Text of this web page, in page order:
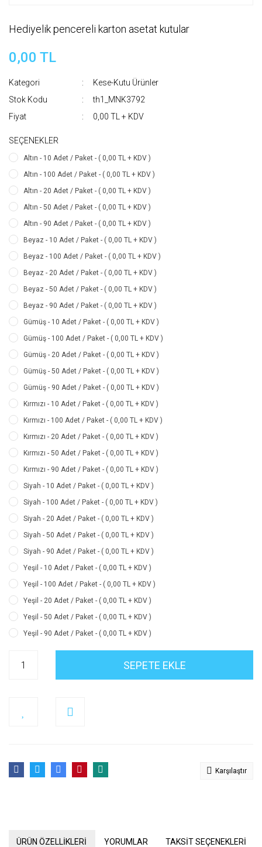
Hediyelik pencereli karton asetat kutular
0,00 TL
Kategori
Kese-Kutu Ürünler
Stok Kodu
th1_MNK3792
Fiyat
0,00 TL + KDV
SEÇENEKLER
Altın - 10 Adet / Paket - ( 0,00 TL + KDV )
Altın - 100 Adet / Paket - ( 0,00 TL + KDV )
Altın - 20 Adet / Paket - ( 0,00 TL + KDV )
Altın - 50 Adet / Paket - ( 0,00 TL + KDV )
Altın - 90 Adet / Paket - ( 0,00 TL + KDV )
Beyaz - 10 Adet / Paket - ( 0,00 TL + KDV )
Beyaz - 100 Adet / Paket - ( 0,00 TL + KDV )
Beyaz - 20 Adet / Paket - ( 0,00 TL + KDV )
Beyaz - 50 Adet / Paket - ( 0,00 TL + KDV )
Beyaz - 90 Adet / Paket - ( 0,00 TL + KDV )
Gümüş - 10 Adet / Paket - ( 0,00 TL + KDV )
Gümüş - 100 Adet / Paket - ( 0,00 TL + KDV )
Gümüş - 20 Adet / Paket - ( 0,00 TL + KDV )
Gümüş - 50 Adet / Paket - ( 0,00 TL + KDV )
Gümüş - 90 Adet / Paket - ( 0,00 TL + KDV )
Kırmızı - 10 Adet / Paket - ( 0,00 TL + KDV )
Kırmızı - 100 Adet / Paket - ( 0,00 TL + KDV )
Kırmızı - 20 Adet / Paket - ( 0,00 TL + KDV )
Kırmızı - 50 Adet / Paket - ( 0,00 TL + KDV )
Kırmızı - 90 Adet / Paket - ( 0,00 TL + KDV )
Siyah - 10 Adet / Paket - ( 0,00 TL + KDV )
Siyah - 100 Adet / Paket - ( 0,00 TL + KDV )
Siyah - 20 Adet / Paket - ( 0,00 TL + KDV )
Siyah - 50 Adet / Paket - ( 0,00 TL + KDV )
Siyah - 90 Adet / Paket - ( 0,00 TL + KDV )
Yeşil - 10 Adet / Paket - ( 0,00 TL + KDV )
Yeşil - 100 Adet / Paket - ( 0,00 TL + KDV )
Yeşil - 20 Adet / Paket - ( 0,00 TL + KDV )
Yeşil - 50 Adet / Paket - ( 0,00 TL + KDV )
Yeşil - 90 Adet / Paket - ( 0,00 TL + KDV )
SEPETE EKLE
Karşılaştır
ÜRÜN ÖZELLİKLERİ YORUMLAR TAKSİT SEÇENEKLERİ